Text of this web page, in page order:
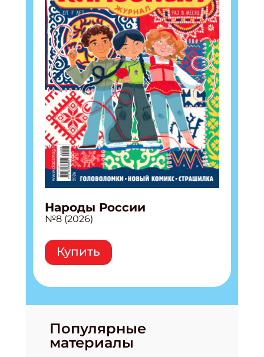
Народы России
№8 (2026)
Купить
Популярные
материалы